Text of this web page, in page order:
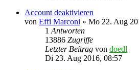
Account deaktivieren
von Effi Marconi » Mo 22. Aug
1 Antworten
13886 Zugriffe
Letzter Beitrag von doedl
Di 23. Aug 2016, 08:57